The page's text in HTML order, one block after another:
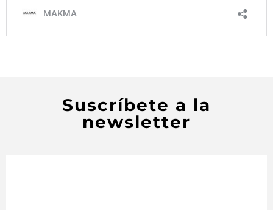
Suscríbete a la
newsletter